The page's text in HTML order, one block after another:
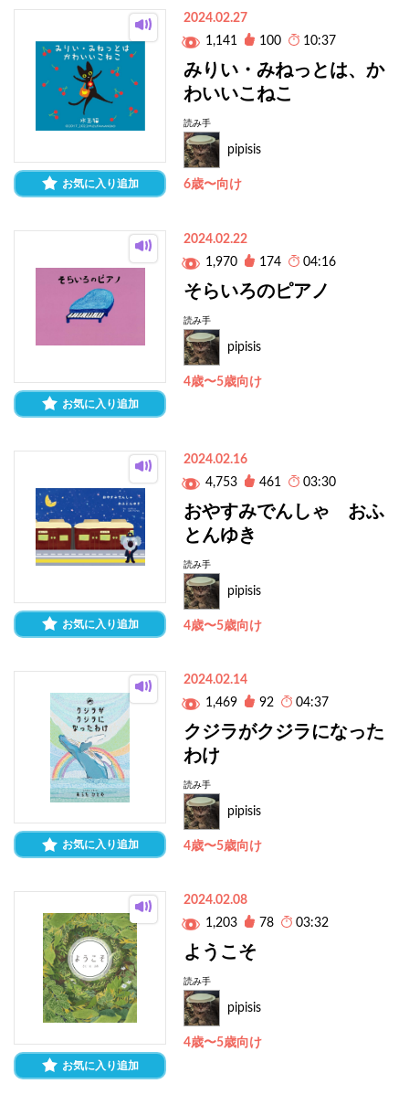
お気に入り追加
2024.02.27
1,141
100 10:37
みりい・みねっとは、か
わいいこねこ
読み手
pipisis
6歳〜向け
お気に入り追加
2024.02.22
1,970
174 04:16
そらいろのピアノ
読み手
pipisis
4歳〜5歳向け
お気に入り追加
2024.02.16
4,753
461 03:30
おやすみでんしゃ おふ
とんゆき
読み手
pipisis
4歳〜5歳向け
お気に入り追加
2024.02.14
1,469
92 04:37
クジラがクジラになった
わけ
読み手
pipisis
4歳〜5歳向け
お気に入り追加
2024.02.08
1,203
78 03:32
ようこそ
読み手
pipisis
4歳〜5歳向け